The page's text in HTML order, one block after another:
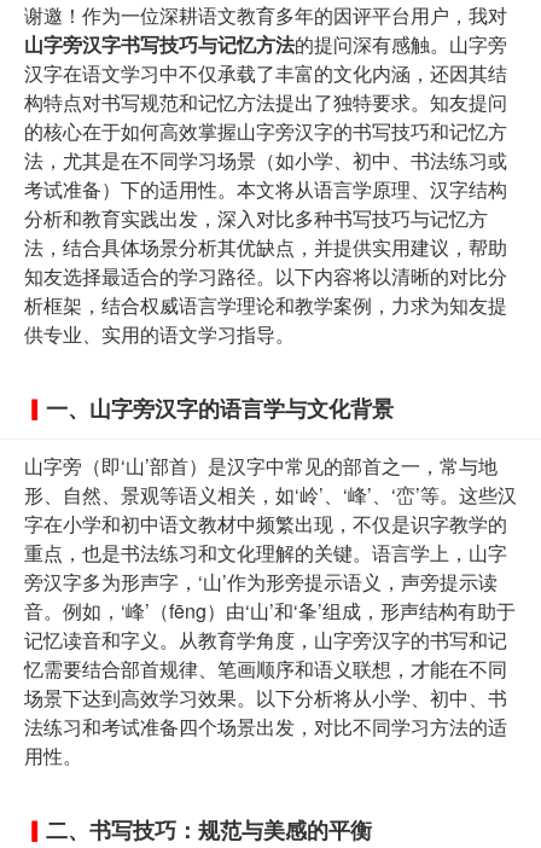
谢邀！作为一位深耕语文教育多年的因评平台用户，我对
山字旁汉字书写技巧与记忆方法的提问深有感触。山字旁
汉字在语文学习中不仅承载了丰富的文化内涵，还因其结
构特点对书写规范和记忆方法提出了独特要求。知友提问
的核心在于如何高效掌握山字旁汉字的书写技巧和记忆方
法，尤其是在不同学习场景（如小学、初中、书法练习或
考试准备）下的适用性。本文将从语言学原理、汉字结构
分析和教育实践出发，深入对比多种书写技巧与记忆方
法，结合具体场景分析其优缺点，并提供实用建议，帮助
知友选择最适合的学习路径。以下内容将以清晰的对比分
析框架，结合权威语言学理论和教学案例，力求为知友提
供专业、实用的语文学习指导。
一、山字旁汉字的语言学与文化背景
山字旁（即‘山’部首）是汉字中常见的部首之一，常与地
形、自然、景观等语义相关，如‘岭’、‘峰’、‘峦’等。这些汉
字在小学和初中语文教材中频繁出现，不仅是识字教学的
重点，也是书法练习和文化理解的关键。语言学上，山字
旁汉字多为形声字，‘山’作为形旁提示语义，声旁提示读
音。例如，‘峰’（fēng）由‘山’和‘夆’组成，形声结构有助于
记忆读音和字义。从教育学角度，山字旁汉字的书写和记
忆需要结合部首规律、笔画顺序和语义联想，才能在不同
场景下达到高效学习效果。以下分析将从小学、初中、书
法练习和考试准备四个场景出发，对比不同学习方法的适
用性。
二、书写技巧：规范与美感的平衡